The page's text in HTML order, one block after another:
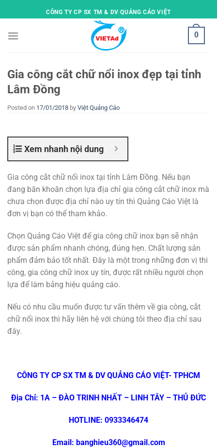
to
CÔNG TY CP SX TM & DV QUẢNG CÁO VIỆT
0
Gia công cắt chữ nổi inox đẹp tại tỉnh
Lâm Đồng
Posted on 17/01/2018 by Việt Quảng Cáo
Xem nhanh nội dung
Gia công cắt chữ nổi inox tại tỉnh Lâm Đồng. Nếu bạn
đang băn khoăn chọn lựa địa chỉ gia công cắt chữ inox mà
chưa chọn được địa chỉ nào uy tín thì Quảng Cáo Việt là
đơn vị bạn có thể tham khảo.
Chọn Quảng Cáo Việt để gia công chữ inox bạn sẽ nhận
được sản phẩm nhanh chóng, đúng hẹn. Chất lượng sản
phẩm đảm bảo tốt nhất. Đây là một trong những đơn vị thi
công, gia công chữ inox uy tín, được rất nhiều người chọn
lựa để làm bảng hiệu quảng cáo.
Nếu có nhu cầu muốn được tư vấn thêm về gia công, cắt
chữ nổi inox thì hãy liên hệ với chúng tôi theo địa chỉ sau
đây.
CÔNG TY CP SX TM & DV QUẢNG CÁO VIỆT- TPHCM
Địa Chỉ: 1A – ĐÀO TRINH NHẤT – LINH TÂY – THỦ ĐỨC
HOTLINE: 0933346474
Email: banghieu360@gmail.com